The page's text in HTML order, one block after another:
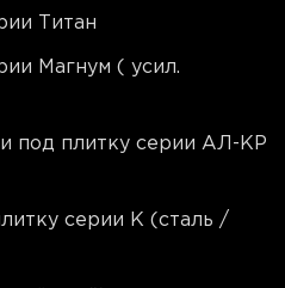
Титан
Магнум ( усил.
под плитку серии АЛ-КР
серии K (сталь /